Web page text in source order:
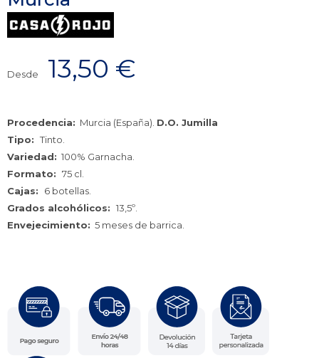
Desde 13,50 €
Procedencia: Murcia (España). D.O. Jumilla
Tipo:Tinto.
Variedad: 100% Garnacha.
Formato: 75 cl.
Cajas: 6 botellas.
Grados alcohólicos: 13,5º.
Envejecimiento: 5 meses de barrica.